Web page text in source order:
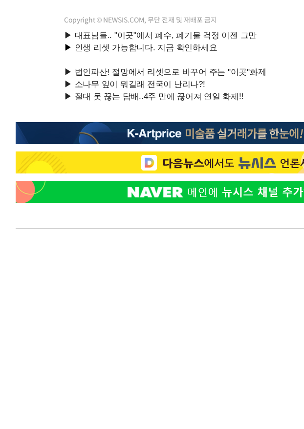
Copyright © NEWSIS.COM, 무단 전재 및 재배포 금지